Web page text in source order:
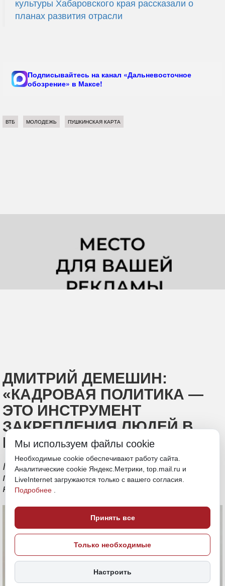
культуры Хабаровского края рассказали о
планах развития отрасли
Подписывайтесь на канал «Дальневосточное
обозрение» в Максе!
ВТБ МОЛОДЕЖЬ ПУШКИНСКАЯ КАРТА
ДМИТРИЙ ДЕМЕШИН:
«КАДРОВАЯ ПОЛИТИКА —
ЭТО ИНСТРУМЕНТ
ЗАКРЕПЛЕНИЯ ЛЮДЕЙ В
КРАЕ»
Губернатор обозначил главные
проблемы рынка труда в Хабаровском
крае
Мы используем файлы cookie
Необходимые cookie обеспечивают работу сайта.
Аналитические cookie Яндекс.Метрики, top.mail.ru и
LiveInternet загружаются только с вашего согласия.
Подробнее
Принять все
Только необходимые
Настроить